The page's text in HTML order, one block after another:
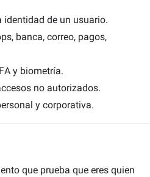
identidad de un usuario.
banca, correo, pagos,
y biometría.
no autorizados.
y corporativa.
que prueba que eres quien